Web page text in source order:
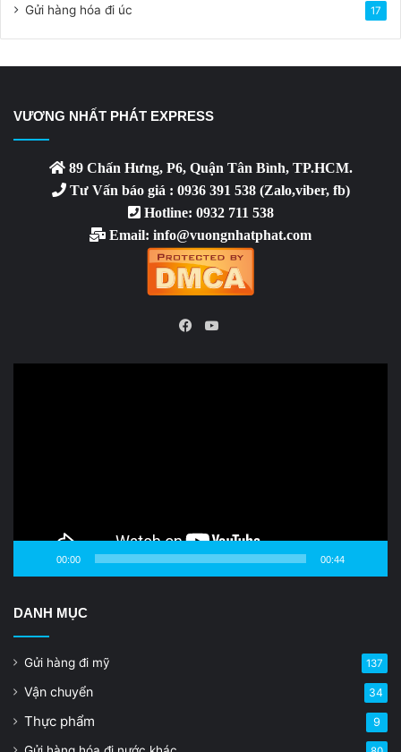
Gửi hàng hóa đi úc 17
VƯƠNG NHẤT PHÁT EXPRESS
89 Chấn Hưng, P6, Quận Tân Bình, TP.HCM.
Tư Vấn báo giá : 0936 391 538 (Zalo,viber, fb)
Hotline: 0932 711 538
Email: info@vuongnhatphat.com
YouTube
00:00 00:44
DANH MỤC
Gửi hàng đi mỹ 137
Vận chuyển 34
Thực phẩm 9